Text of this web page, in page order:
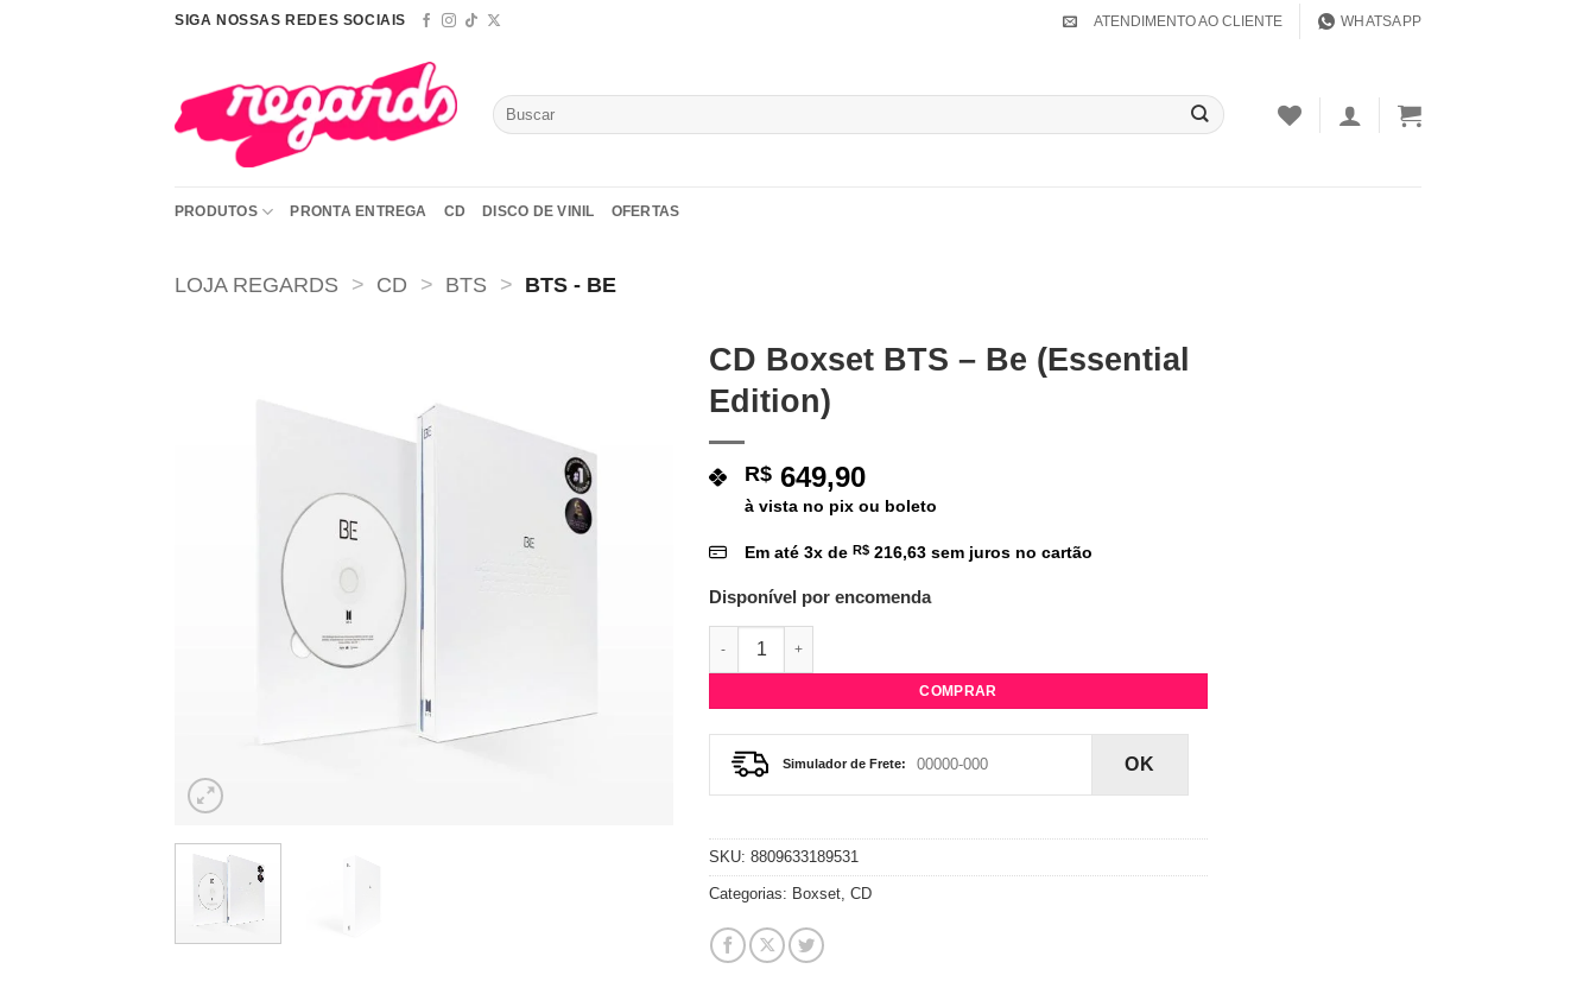
SIGA NOSSAS REDES SOCIAIS ATENDIMENTO AO CLIENTE WHATSAPP
Pesquisar
por:
PRODUTOS PRONTA ENTREGA CD DISCO DE VINIL OFERTAS
LOJA REGARDS > CD > BTS > BTS - BE
CD Boxset BTS – Be (Essential
Edition)
R$ 649,90
à vista no pix ou boleto
Em até 3x de R$ 216,63 sem juros no cartão
Disponível por encomenda
CD Boxset BTS - Be (Essential Edition) quantidade
COMPRAR
Simulador de Frete: OK
SKU: 8809633189531
Categorias: Boxset CD